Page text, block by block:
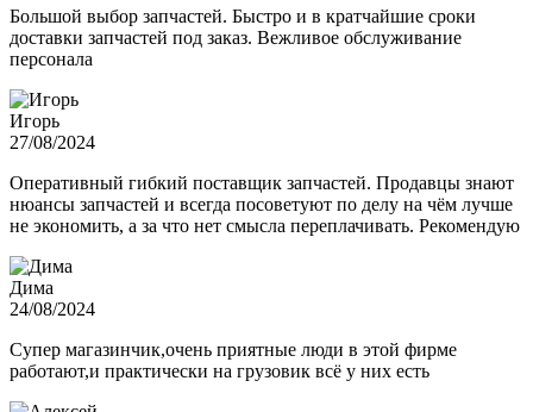
Большой выбор запчастей. Быстро и в кратчайшие сроки
доставки запчастей под заказ. Вежливое обслуживание
персонала
Игорь
27/08/2024
Оперативный гибкий поставщик запчастей. Продавцы знают
нюансы запчастей и всегда посоветуют по делу на чём лучше
не экономить, а за что нет смысла переплачивать. Рекомендую
Дима
24/08/2024
Супер магазинчик,очень приятные люди в этой фирме
работают,и практически на грузовик всё у них есть